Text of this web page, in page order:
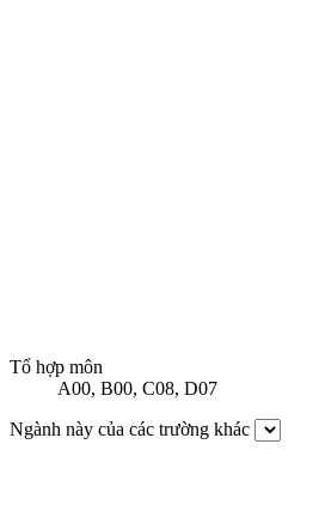
Tổ hợp môn
A00, B00, C08, D07
Ngành này của các trường khác